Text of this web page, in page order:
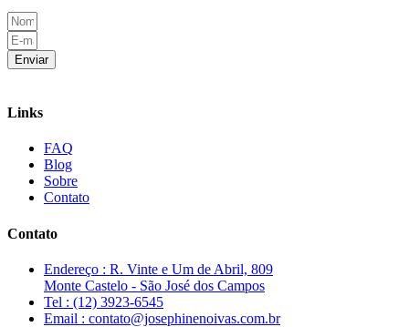
Enviar
Links
FAQ
Blog
Sobre
Contato
Contato
Endereço : R. Vinte e Um de Abril, 809
Monte Castelo - São José dos Campos
Tel : (12) 3923-6545
Email : contato@josephinenoivas.com.br